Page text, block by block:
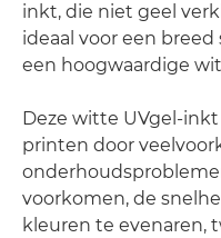
inkt, die niet geel
ideaal voor een
een hoogwaardige
Deze witte UVgel-
printen door
voorkomen, de
kleuren te evenaren,